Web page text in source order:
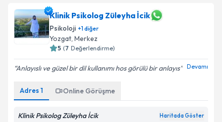
Klinik Psikolog Züleyha İcik
Psikoloji +1diğer
Yozgat, Merkez
5 (7 Değerlendirme)
Anlayıslı ve güzel bir dil kullanımı hos görülü bir anlayıs Devamı
Adres 1 Online Görüşme
Klinik Psikolog Züleyha İcik Haritada Göster